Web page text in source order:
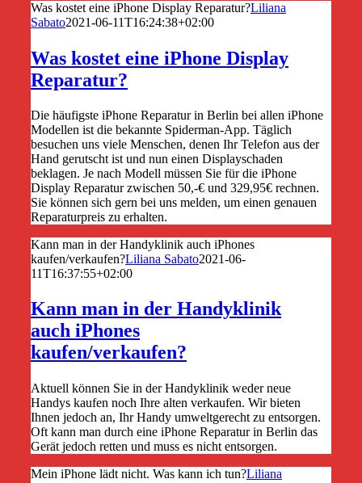
Was kostet eine iPhone Display Reparatur?Liliana
Sabato2021-06-11T16:24:38+02:00
Was kostet eine iPhone Display
Reparatur?
Die häufigste iPhone Reparatur in Berlin bei allen iPhone
Modellen ist die bekannte Spiderman-App. Täglich
besuchen uns viele Menschen, denen Ihr Telefon aus der
Hand gerutscht ist und nun einen Displayschaden
beklagen. Je nach Modell müssen Sie für die iPhone
Display Reparatur zwischen 50,-€ und 329,95€ rechnen.
Sie können sich gern bei uns melden, um einen genauen
Reparaturpreis zu erhalten.
Kann man in der Handyklinik auch iPhones
kaufen/verkaufen?Liliana Sabato2021-06-
11T16:37:55+02:00
Kann man in der Handyklinik
auch iPhones
kaufen/verkaufen?
Aktuell können Sie in der Handyklinik weder neue
Handys kaufen noch Ihre alten verkaufen. Wir bieten
Ihnen jedoch an, Ihr Handy umweltgerecht zu entsorgen.
Oft kann man durch eine iPhone Reparatur in Berlin das
Gerät jedoch retten und muss es nicht entsorgen.
Mein iPhone lädt nicht. Was kann ich tun?Liliana